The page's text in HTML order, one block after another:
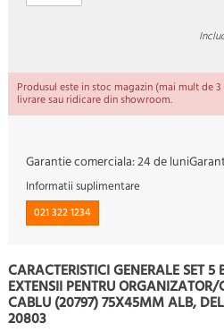
Produsul este in stoc magazin (mai mult de
livrare sau ridicare din showroom.
Garantie comerciala:24 de luni
Informatii suplimentare
021 322 1234
CARACTERISTICI GENERALE SET 5
EXTENSII PENTRU
CABLU (20797) 75X45MM ALB,
20803